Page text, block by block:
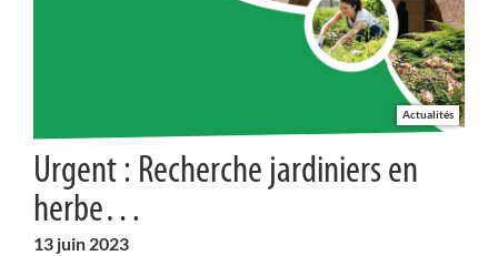
Actualités
Urgent : Recherche jardiniers en
herbe…
13 juin 2023